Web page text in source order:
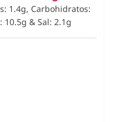
1.4g, Carbohidratos:
10.5g & Sal: 2.1g